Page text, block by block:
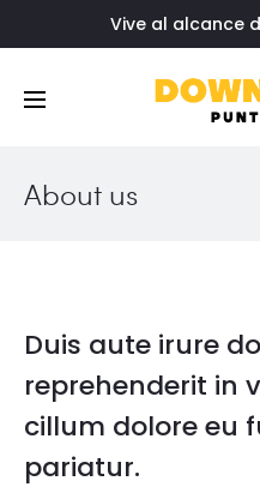
Vive al alcance
About us
Duis aute irure
reprehenderit in
cillum dolore eu
pariatur.